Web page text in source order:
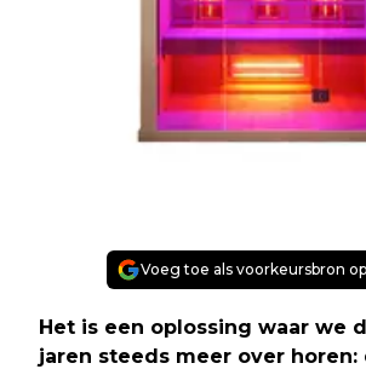
Voeg toe als voorkeursbron
Het is een oplossing waar we
jaren steeds meer over horen: